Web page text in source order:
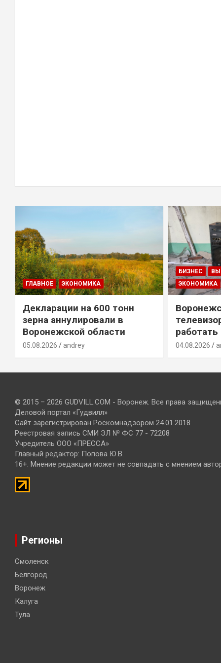
ГЛАВНОЕ ЭКОНОМИКА
Декларации на 600 тонн
зерна аннулировали в
Воронежской области
05.08.2026 andrey
БИЗНЕС
ЭКОНОМИКА
работать
04.08.2026
© 2015 – 2026 GUDVILL.COM - Воронеж. Все права
Деловой портал «Гудвилл»
Сайт зарегистрирован Роскомнадзором 24.01.2018
Реестровая запись СМИ ЭЛ № ФС 77 - 72208
Учредитель ООО «ПРЕССА»
Главный редактор: Попова Ю.В.
16+. Мнение редакции может не совпадать с мнением
Регионы
Смоленск
Белгород
Воронеж
Калуга
Тула